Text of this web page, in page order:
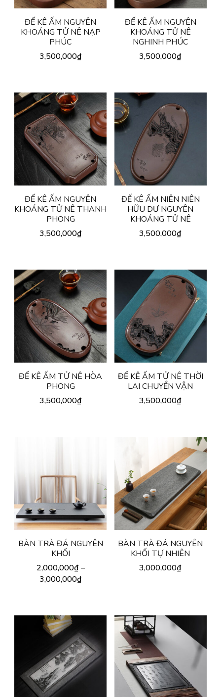
ĐẾ KÊ ẤM NGUYÊN
KHOÁNG TỬ NÊ NẠP
PHÚC
3,500,000₫
ĐẾ KÊ ẤM NGUYÊN
KHOÁNG TỬ NÊ
NGHINH PHÚC
3,500,000₫
ĐẾ KÊ ẤM NGUYÊN
KHOÁNG TỬ NÊ THANH
PHONG
3,500,000₫
ĐẾ KÊ ẤM NIÊN NIÊN
HỮU DƯ NGUYÊN
KHOÁNG TỬ NÊ
3,500,000₫
ĐẾ KÊ ẤM TỬ NÊ HÒA
PHONG
3,500,000₫
ĐẾ KÊ ẤM TỬ NÊ THỜI
LAI CHUYỂN VẬN
3,500,000₫
BÀN TRÀ ĐÁ NGUYÊN
KHỐI
2,000,000₫–
3,000,000₫
BÀN TRÀ ĐÁ NGUYÊN
KHỐI TỰ NHIÊN
3,000,000₫